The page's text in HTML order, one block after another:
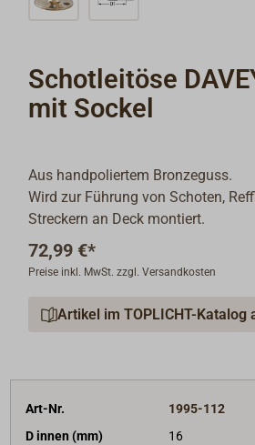
Schotleitöse
mit Sockel
Aus handpoliertem Bronzeguss.
Wird zur Führung von Schoten,
Streckern an Deck montiert.
72,99 €*
Preise inkl. MwSt. zzgl. Versandkosten
Artikel im TOPLICHT-Katalog
Art-Nr.
1995-112
D innen (mm)
16